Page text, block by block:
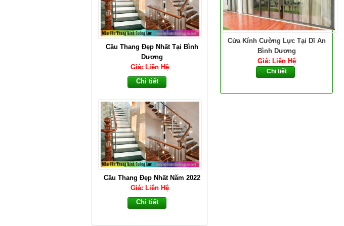
Cửa Kính Cường Lực Tại Dĩ An
Bình Dương
Giá: Liên Hệ
Chi tiết
Cầu Thang Đẹp Nhất Tại Bình
Dương
Giá: Liên Hệ
Chi tiết
Cầu Thang Đẹp Nhất Năm 2022
Giá: Liên Hệ
Chi tiết